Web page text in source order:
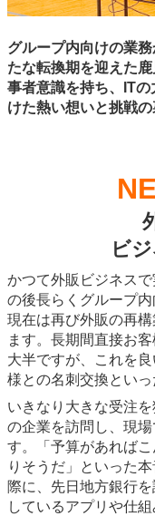
グループ内向けの業
たな転換期を迎えた
事者意識を持ち、IT
けた熱い想いと挑戦の
ビ
かつて外販ビジネス
の後長らくグループ
現在は再び外販の再
ます。長期間直接お
大半ですが、これを
様との名刺交換とい
いきなり大きな受注
の企業を訪問し、現
す。「予算があれば
りそうだ」といった
際に、先日地方銀行
しているアプリや仕